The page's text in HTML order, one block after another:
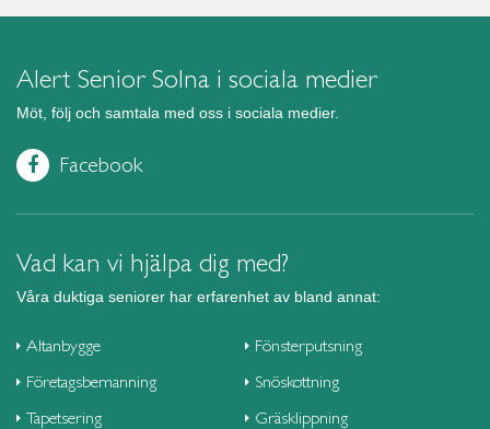
Alert Senior Solna i sociala medier
Möt, följ och samtala med oss i sociala medier.
Facebook
Vad kan vi hjälpa dig med?
Våra duktiga seniorer har erfarenhet av bland annat:
Altanbygge
Företagsbemanning
Tapetsering
Fönsterputsning
Snöskottning
Gräsklippning